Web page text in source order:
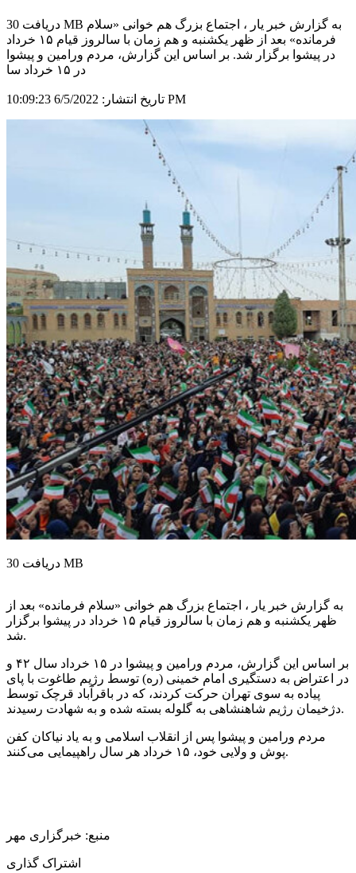
دریافت 30 MB به گزارش خبر یار ، اجتماع بزرگ هم خوانی «سلام
فرمانده» بعد از ظهر یکشنبه و هم زمان با سالروز قیام ۱۵ خرداد
در پیشوا برگزار شد. بر اساس این گزارش، مردم ورامین و پیشوا
در ۱۵ خرداد سا
تاریخ انتشار: 6/5/2022 10:09:23 PM
دریافت 30 MB
به گزارش خبر یار ، اجتماع بزرگ هم خوانی «سلام فرمانده» بعد از
ظهر یکشنبه و هم زمان با سالروز قیام ۱۵ خرداد در پیشوا برگزار
شد.
بر اساس این گزارش، مردم ورامین و پیشوا در ۱۵ خرداد سال ۴۲ و
در اعتراض به دستگیری امام خمینی (ره) توسط رژیم طاغوت با پای
پیاده به سوی تهران حرکت کردند، که در باقرآباد قرچک توسط
دژخیمان رژیم شاهنشاهی به گلوله بسته شده و به شهادت رسیدند.
مردم ورامین و پیشوا پس از انقلاب اسلامی و به یاد نیاکان کفن
پوش و ولایی خود، ۱۵ خرداد هر سال راهپیمایی می‌کنند.
منبع: خبرگزاری مهر
اشتراک گذاری